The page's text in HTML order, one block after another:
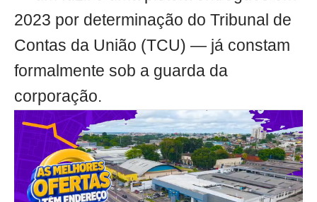
2023 por determinação do Tribunal de
Contas da União (TCU) — já constam
formalmente sob a guarda da
corporação.